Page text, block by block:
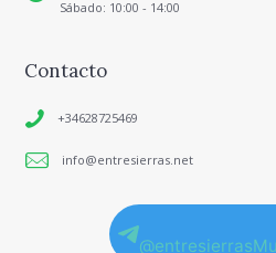
Sábado: 10:00 - 14:00
Contacto
+34628725469
info@entresierras.net